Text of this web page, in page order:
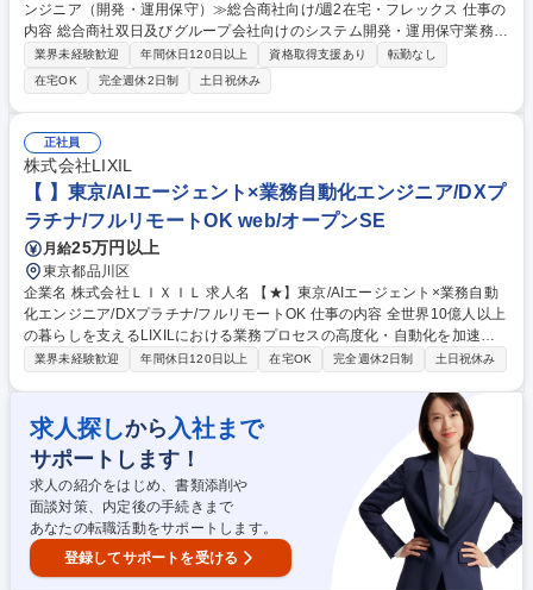
ンジニア（開発・運用保守）≫総合商社向け/週2在宅・フレックス 仕事の
内容 総合商社双日及びグループ会社向けのシステム開発・運用保守業務を
担います。「ユーザーと近い距離で仕事がしたい」「キャリアの幅を広げ
たい」そんな意欲ある方を歓迎します。 ■システムの機能改修、EOL対応
等に関する開発業務 ■運用保守業務（ヘルプデスク対応、インシデント対
応、障害対応） ■ユーザーからの問い合わせ対応や改善提案の支援 ・チー
ム内での作業分担※ご経験に応じて、協力会社さんのコントロールもお任
せいたします。 ≪担当プロダクトまたはプロジェクト≫■ワークフローシ
ステムの開発・運用保守■ワークフローシステム刷新プロジェクト支援※
入社時期による 募集職種 ≪アプリエンジニア（開発・運用保守）≫総合
商社向け/週2在宅・フレックス
業界未経験歓迎 年間休日120日以上 資格取得支援あり
転勤なし
在宅OK
完全週休2日制 土日祝休み
正社員
株式会社LIXIL
【 】東京/AIエージェント×業務自動化エンジニア/DXプ
ラチナ/フルリモートOK web/オープンSE
月給25万円以上
東京都品川区
企業名 株式会社ＬＩＸＩＬ 求人名 【★】東京/AIエージェント×業務自動
化エンジニア/DXプラチナ/フルリモートOK 仕事の内容 全世界10億人以上
の暮らしを支えるLIXILにおける業務プロセスの高度化・自動化を加速に
伴い、AIエージェントおよびRPAを活用した業務自動化基盤の構築を担う
計・開発・運用 ■MCPツールを用いた業務プロセスの構築・最適化 ■UiPa
th等のRPAを活用した業務自動化の実装 ■社内業務フローの分析および改
善提案 ■API連携・データ連携による業務効率化 ■AI導入に伴うPoC（概念
実証）および本番展開 募集職種 【★】東京/AIエージェント×業務自動化エ
ンジニア/DXプラチナ/フルリモートOK
業界未経験歓迎 年間休日120日以上 在宅OK 完全週休2日制 土日祝休み
求人探しから 入社まで
サポートします！
求人の紹介をはじめ、書類添削や
面談対策、内定後の手続きまで
あなたの転職活動をサポートします。
登録してサポートを受ける